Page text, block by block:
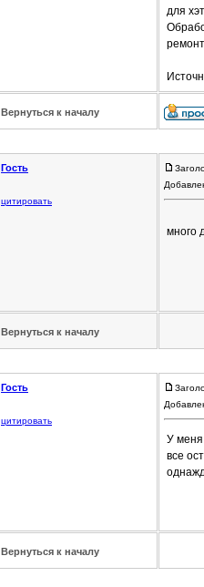
для
Вернуться к началу
Гость
цитировать
много
Вернуться к началу
Гость
цитировать
У меня
все
Вернуться к началу